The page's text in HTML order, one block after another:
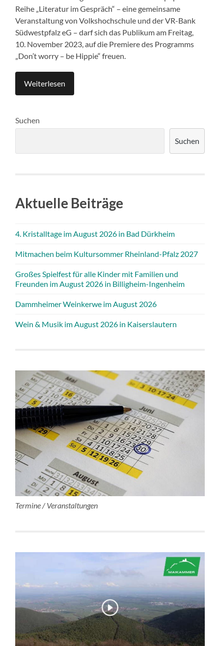
Reihe „Literatur im Gespräch“ – eine gemeinsame
Veranstaltung von Volkshochschule und der VR-Bank
Südwestpfalz eG – darf sich das Publikum am Freitag,
10. November 2023, auf die Premiere des Programms
„Don’t worry – be Hippie“ freuen.
Weiterlesen
Suchen
Suchen
Aktuelle Beiträge
4. Kristalltage im August 2026 in Bad Dürkheim
Mitmachen beim Kultursommer Rheinland-Pfalz 2027
Großes Spielfest für alle Kinder mit Familien und
Freunden im August 2026 in Billigheim-Ingenheim
Dammheimer Weinkerwe im August 2026
Wein & Musik im August 2026 in Kaiserslautern
Termine / Veranstaltungen